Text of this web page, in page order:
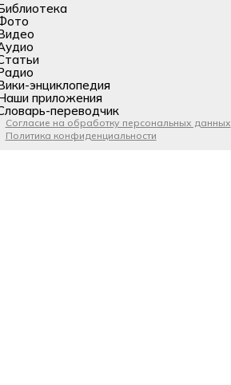
энциклопедия
приложения
переводчик
Согласие на обработку персональных данных
Политика конфиденциальности